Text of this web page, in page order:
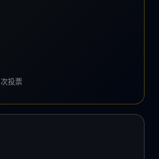
次投票